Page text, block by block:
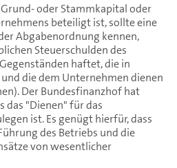
oder Stammkapital oder
beteiligt ist, sollte eine
Abgabenordnung kennen,
Steuerschulden des
haftet, die in
die dem Unternehmen dienen
Der Bundesfinanzhof hat
das "Dienen" für das
ist. Es genügt hierfür, dass
des Betriebs und die
von wesentlicher